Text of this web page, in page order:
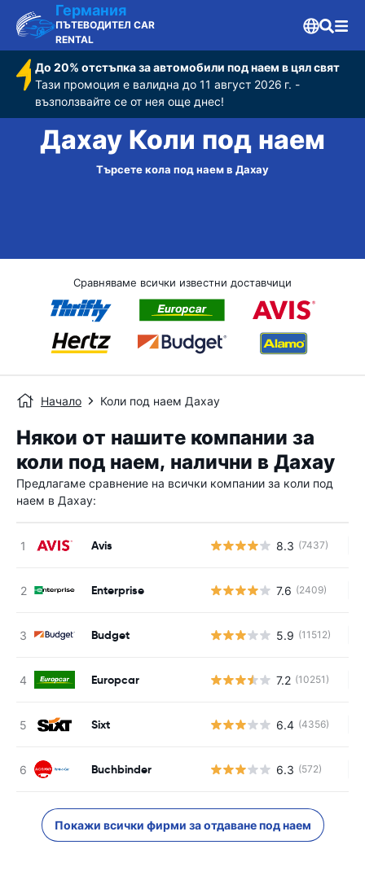
Германия
ПЪТЕВОДИТЕЛ CAR
RENTAL
До 20% отстъпка за автомобили под наем в цял свят
Тази промоция е валидна до 11 август 2026 г. -
възползвайте се от нея още днес!
Дахау Коли под наем
Търсете кола под наем в Дахау
Сравняваме всички известни доставчици
Начало Коли под наем Дахау
Някои от нашите компании за
коли под наем, налични в Дахау
Предлагаме сравнение на всички компании за коли под
наем в Дахау:
Avis 8.3 (7437)
Enterprise 7.6 (2409)
Budget 5.9 (11512)
Europcar 7.2 (10251)
Sixt 6.4 (4356)
Buchbinder 6.3 (572)
Покажи всички фирми за отдаване под наем